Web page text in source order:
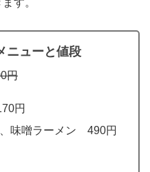
す。
ニューと値段
円
円
味噌ラーメン 490円